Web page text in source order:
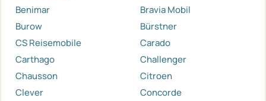
Benimar
Bravia Mobil
Burow
Bürstner
CS Reisemobile
Carado
Carthago
Challenger
Chausson
Citroen
Clever
Concorde